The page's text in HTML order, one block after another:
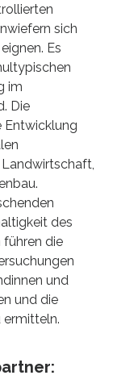
sich
Es
im
Die
Entwicklung
des
die
und
und die
ermitteln.